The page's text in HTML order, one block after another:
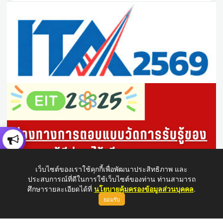
เว็บไซต์ของเราใช้คุกกี้เพื่อพัฒนาประสิทธิภาพ และ
ประสบการณ์ที่ดีในการใช้เว็บไซต์ของท่าน ท่านสามารถ
ศึกษารายละเอียดได้ที่ นโยบายคุ้มครองข้อมูลส่วนบุคคล.
ยอมรับ